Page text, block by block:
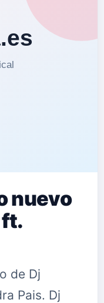
nuevo
de Dj
Pais. Dj